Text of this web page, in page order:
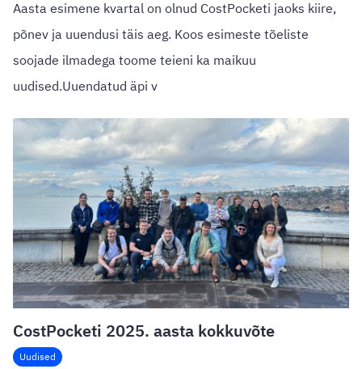
Aasta esimene kvartal on olnud CostPocketi jaoks kiire,
põnev ja uuendusi täis aeg. Koos esimeste tõeliste
soojade ilmadega toome teieni ka maikuu
uudised.Uuendatud äpi v
Uudised
CostPocketi 2025. aasta kokkuvõte